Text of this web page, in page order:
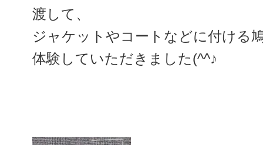
渡して、
ジャケットやコートなどに付ける
体験していただきました(^^♪